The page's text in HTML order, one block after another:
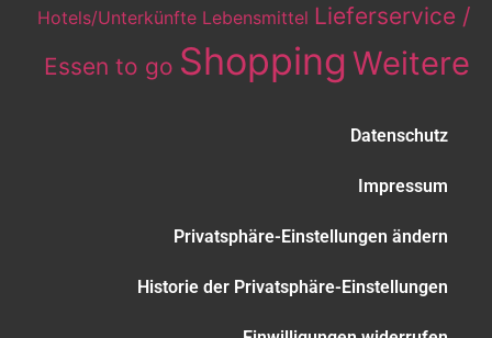
Hotels/Unterkünfte Lebensmittel Lieferservice /
Essen to go Shopping Weitere
Datenschutz
Impressum
Privatsphäre-Einstellungen ändern
Historie der Privatsphäre-Einstellungen